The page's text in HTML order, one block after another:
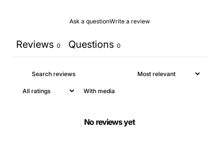
Ask a questionWrite a review
Reviews 0 Questions 0
With media
No reviews yet